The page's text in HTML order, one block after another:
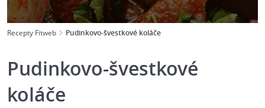
Recepty Fitweb Pudinkovo-švestkové koláče
Pudinkovo-švestkové
koláče